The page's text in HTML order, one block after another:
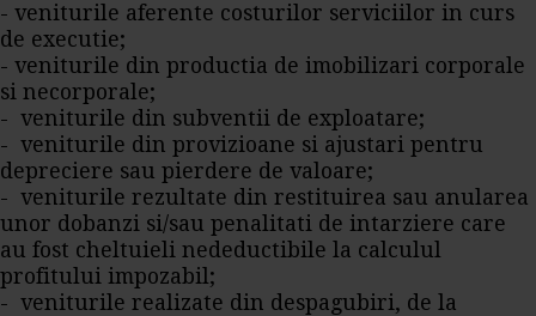
- veniturile aferente costurilor serviciilor in curs
de executie;
- veniturile din productia de imobilizari corporale
si necorporale;
- veniturile din subventii de exploatare;
- veniturile din provizioane si ajustari pentru
depreciere sau pierdere de valoare;
- veniturile rezultate din restituirea sau anularea
unor dobanzi si/sau penalitati de intarziere care
au fost cheltuieli nedeductibile la calculul
profitului impozabil;
- veniturile realizate din despagubiri, de la